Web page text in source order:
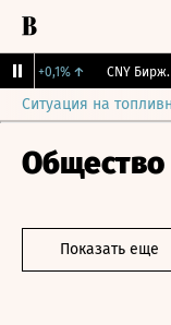
+0,1% ↑ CNY Бирж.
Ситуация на
Общество
Показать еще